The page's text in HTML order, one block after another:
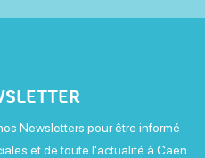
Newsletters pour être informé
et de toute l'actualité à Caen